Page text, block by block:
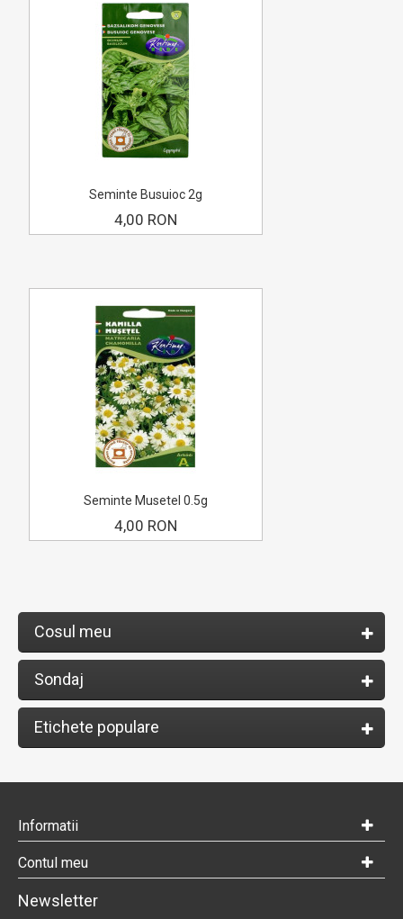
Seminte Busuioc 2g
4,00 RON
Seminte Musetel 0.5g
4,00 RON
Cosul meu
Sondaj
Etichete populare
Informatii
Contul meu
Newsletter